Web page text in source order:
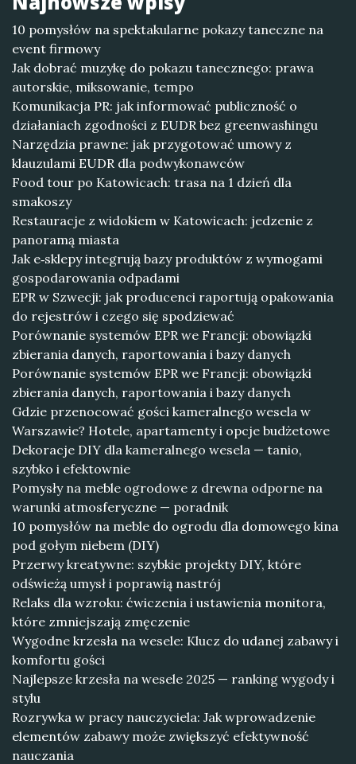
10 pomysłów na spektakularne pokazy taneczne na
event firmowy
Jak dobrać muzykę do pokazu tanecznego: prawa
autorskie, miksowanie, tempo
Komunikacja PR: jak informować publiczność o
działaniach zgodności z EUDR bez greenwashingu
Narzędzia prawne: jak przygotować umowy z
klauzulami EUDR dla podwykonawców
Food tour po Katowicach: trasa na 1 dzień dla
smakoszy
Restauracje z widokiem w Katowicach: jedzenie z
panoramą miasta
Jak e‑sklepy integrują bazy produktów z wymogami
gospodarowania odpadami
EPR w Szwecji: jak producenci raportują opakowania
do rejestrów i czego się spodziewać
Porównanie systemów EPR we Francji: obowiązki
zbierania danych, raportowania i bazy danych
Porównanie systemów EPR we Francji: obowiązki
zbierania danych, raportowania i bazy danych
Gdzie przenocować gości kameralnego wesela w
Warszawie? Hotele, apartamenty i opcje budżetowe
Dekoracje DIY dla kameralnego wesela — tanio,
szybko i efektownie
Pomysły na meble ogrodowe z drewna odporne na
warunki atmosferyczne — poradnik
10 pomysłów na meble do ogrodu dla domowego kina
pod gołym niebem (DIY)
Przerwy kreatywne: szybkie projekty DIY, które
odświeżą umysł i poprawią nastrój
Relaks dla wzroku: ćwiczenia i ustawienia monitora,
które zmniejszają zmęczenie
Wygodne krzesła na wesele: Klucz do udanej zabawy i
komfortu gości
Najlepsze krzesła na wesele 2025 — ranking wygody i
stylu
Rozrywka w pracy nauczyciela: Jak wprowadzenie
elementów zabawy może zwiększyć efektywność
nauczania